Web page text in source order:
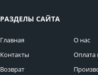
РАЗДЕЛЫ САЙТА
Главная
О нас
Контакты
Оплата
Возврат